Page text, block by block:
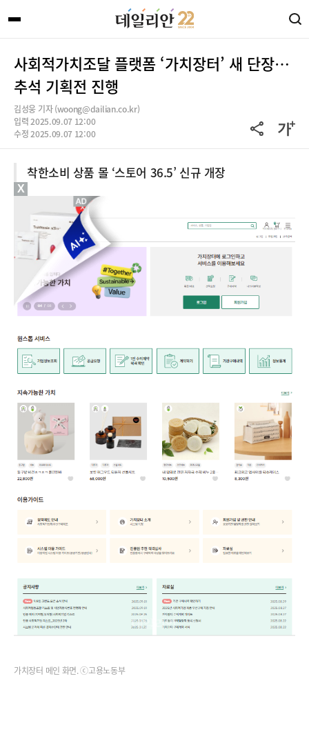
사회적가치조달 플랫폼 ‘가치장터’ 새 단장…
추석 기획전 진행
김성웅 기자 (woong@dailian.co.kr)
입력 2025.09.07 12:00
수정 2025.09.07 12:00
착한소비 상품 몰 ‘스토어 36.5’ 신규 개장
가치장터 메인 화면. ⓒ고용노동부
X